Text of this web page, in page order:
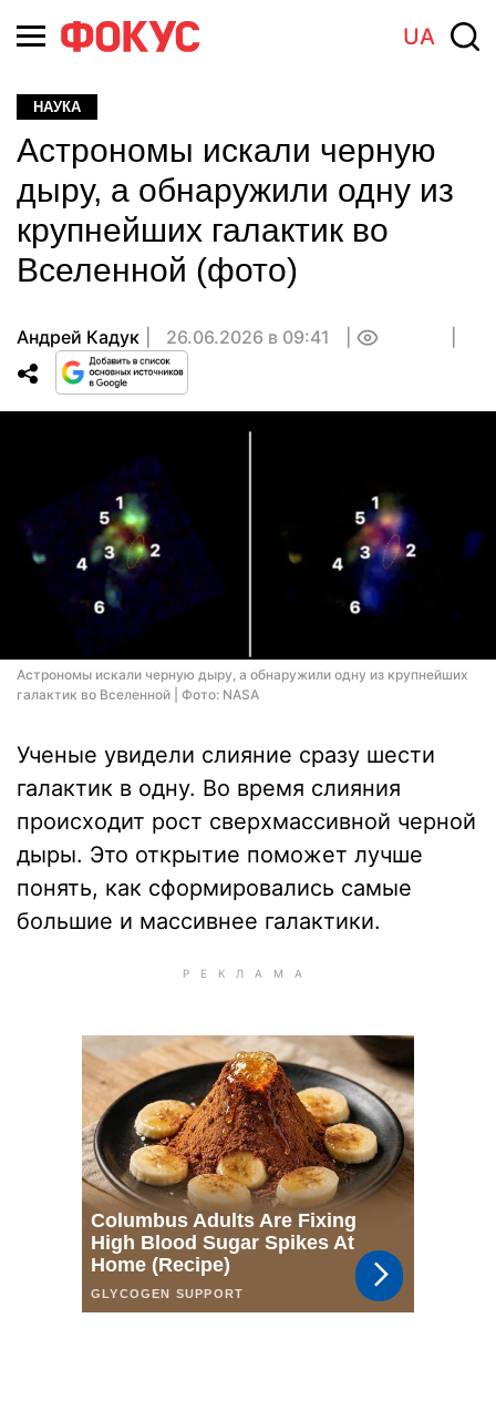
UA
НАУКА
Астрономы искали черную
дыру, а обнаружили одну из
крупнейших галактик во
Вселенной (фото)
Андрей Кадук 26.06.2026 в 09:41
Астрономы искали черную дыру, а обнаружили одну из крупнейших
галактик во Вселенной | Фото: NASA
Ученые увидели слияние сразу шести
галактик в одну. Во время слияния
происходит рост сверхмассивной черной
дыры. Это открытие поможет лучше
понять, как сформировались самые
большие и массивнее галактики.